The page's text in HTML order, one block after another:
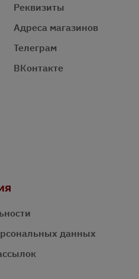
Реквизиты
Адреса магазинов
Телеграм
ВКонтакте
данных